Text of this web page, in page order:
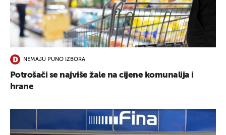
NEMAJU PUNO IZBORA
Potrošači se najviše žale na cijene komunalija i
hrane